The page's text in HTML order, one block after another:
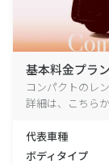
基本料金プラン
コンパクトのレ
詳細は、こちら
代表車種
ボディタイプ